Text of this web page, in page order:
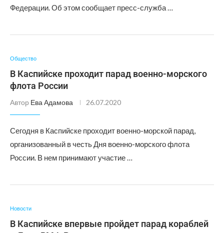
Федерации. Об этом сообщает пресс-служба …
Общество
В Каспийске проходит парад военно-морского
флота России
Автор Ева Адамова 26.07.2020
Сегодня в Каспийске проходит военно-морской парад,
организованный в честь Дня военно-морского флота
России. В нем принимают участие …
Новости
В Каспийске впервые пройдет парад кораблей